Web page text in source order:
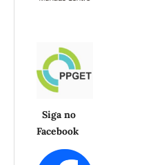
Siga no
Facebook